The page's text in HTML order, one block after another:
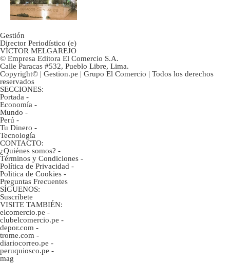
Gestión
Director Periodístico (e)
VÍCTOR MELGAREJO
© Empresa Editora El Comercio S.A.
Calle Paracas #532, Pueblo Libre, Lima.
Copyright© | Gestion.pe | Grupo El Comercio | Todos los derechos
reservados
SECCIONES:
Portada -
Economía -
Mundo -
Perú -
Tu Dinero -
Tecnología
CONTACTO:
¿Quiénes somos? -
Términos y Condiciones -
Política de Privacidad -
Politica de Cookies -
Preguntas Frecuentes
SÍGUENOS:
Suscríbete
VISITE TAMBIÉN:
elcomercio.pe -
clubelcomercio.pe -
depor.com -
trome.com -
diariocorreo.pe -
peruquiosco.pe -
mag